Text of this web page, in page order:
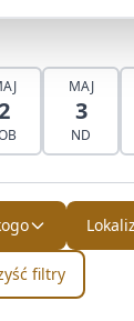
MAJ
3
ND
filtry